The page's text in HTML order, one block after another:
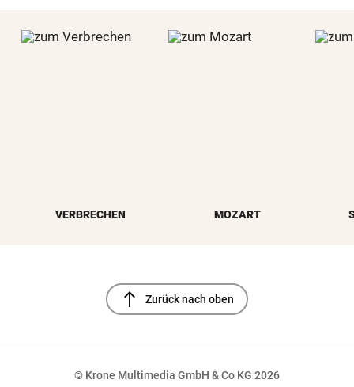
VERBRECHEN MOZART
north Zurück nach oben
© Krone Multimedia GmbH & Co KG 2026